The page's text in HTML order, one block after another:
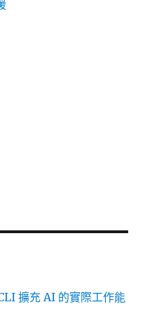
擴充 AI 的實際工作能